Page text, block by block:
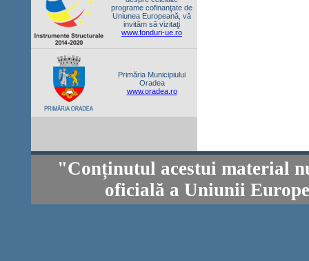
programe cofinanţate de
Uniunea Europeană, vă
invităm să vizitaţi
www.fonduri-ue.ro
Primăria Municipiului
Oradea
www.oradea.ro
"Conținutul acestui material
oficială a Uniunii